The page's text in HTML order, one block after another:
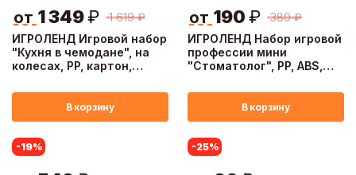
ИГРОЛЕНД Игровой набор
"Кухня в чемодане", на
колесах, PP, картон,
1 619 ₽
от 1 349₽
В корзину
ИГРОЛЕНД Набор игровой
профессии мини
"Стоматолог", PP, ABS,
380 ₽
от 190 ₽
В корзину
-19% -25%